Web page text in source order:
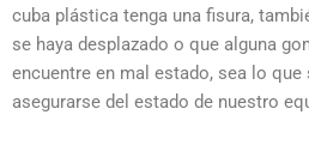
cuba plástica tenga una fisura,
se haya desplazado o que alguna
encuentre en mal estado, sea lo
asegurarse del estado de nuestro